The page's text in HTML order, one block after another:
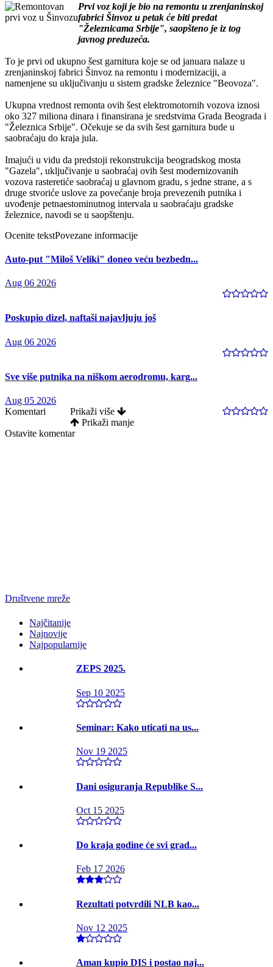
Prvi voz koji je bio na remontu u zrenjaninskoj
fabrici Šinvoz u petak će biti predat
"Železnicama Srbije", saopšteno je iz tog
javnog preduzeća.
To je prvi od ukupno šest garnitura koje se od januara nalaze u
zrenjaninskoj fabrici Šinvoz na remontu i modernizaciji, a
namenjene su uključivanju u sistem gradske železnice "Beovoza".
Ukupna vrednost remonta ovih šest elektromotornih vozova iznosi
oko 327 miliona dinara i finansirana je sredstvima Grada Beograda i
"Železnica Srbije". Očekuje se da svih šest garnitura bude u
saobraćaju do kraja jula.
Imajući u vidu da predstoji rekonstrukcija beogradskog mosta
"Gazela", uključivanje u saobraćaj ovih šest modernizovanih
vozova rasteretiće saobraćaj u glavnom gradu, s jedne strane, a s
druge stvoriće uslove za povećanje broja prevezenih putnika i
uvođenje petnaestominutnog intervala u saobraćaju gradske
železnice, navodi se u saopštenju.
Ocenite tekstPovezane informacije
Auto-put "Miloš Veliki" doneo veću bezbedn...
Aug 06 2026
Poskupio dizel, naftaši najavljuju još
Aug 06 2026
Sve više putnika na niškom aerodromu, karg...
Aug 05 2026
Komentari
Prikaži više
Prikaži manje
Ostavite komentar
Društvene mreže
Najčitanije
Najnovije
Najpopularnije
ZEPS 2025.
Sep 10 2025
Seminar: Kako uticati na us...
Nov 19 2025
Dani osiguranja Republike S...
Oct 15 2025
Do kraja godine će svi grad...
Feb 17 2026
Rezultati potvrdili NLB kao...
Nov 12 2025
Aman kupio DIS i postao naj...